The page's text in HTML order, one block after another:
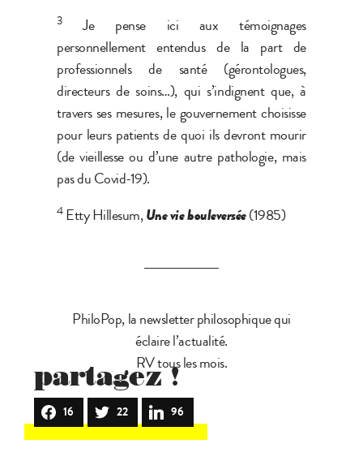
3Je pense ici aux témoignages
personnellement entendus de la part de
professionnels de santé (gérontologues,
directeurs de soins…), qui s’indignent que, à
travers ses mesures, le gouvernement choisisse
pour leurs patients de quoi ils devront mourir
(de vieillesse ou d’une autre pathologie, mais
pas du Covid-19).
4Etty Hillesum,Une vie bouleversée(1985)
PhiloPop, la newsletter philosophique qui
éclaire l’actualité.
RV tous les mois.
partagez !
16 22 96